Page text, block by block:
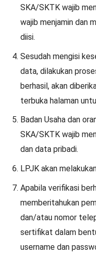
SKA/SKTK wajib
wajib menjamin dan
diisi.
Sesudah mengisi
data, dilakukan
berhasil, akan
terbuka halaman
Badan Usaha dan
SKA/SKTK wajib
dan data pribadi.
LPJK akan
Apabila verifikasi
memberitahukan
dan/atau nomor
sertifikat dalam
username dan